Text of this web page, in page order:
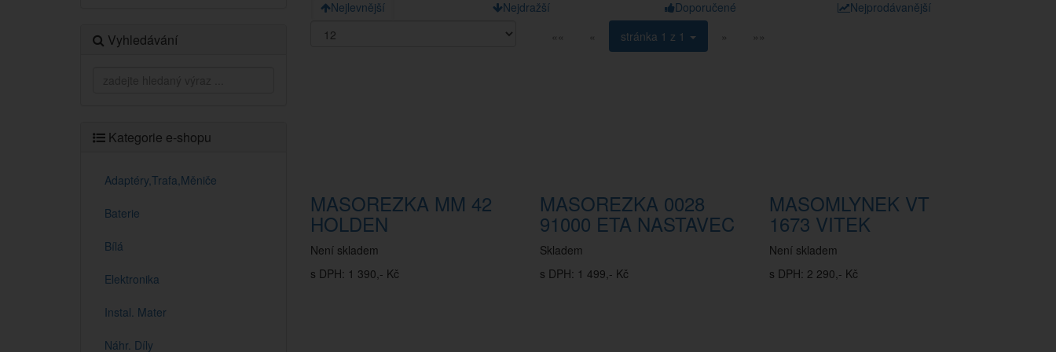
Vyhledávání
Kategorie e-shopu
Adaptéry,Trafa,Měniče
Baterie
Bílá
Elektronika
Instal. Mater
Náhr. Díly
Nejlevnější Nejdražší Doporučené
Nejprodávanější
««
« stránka 1 z 1 » »»
MASOREZKA MM 42
HOLDEN
Není skladem
s DPH: 1 390,- Kč
MASOREZKA 0028
91000 ETA NASTAVEC
Skladem
s DPH: 1 499,- Kč
MASOMLYNEK VT
1673 VITEK
Není skladem
s DPH: 2 290,- Kč